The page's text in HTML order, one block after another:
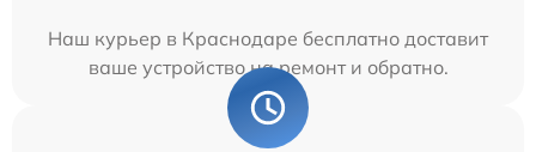
Наш курьер в Краснодаре бесплатно доставит
ваше устройство на ремонт и обратно.